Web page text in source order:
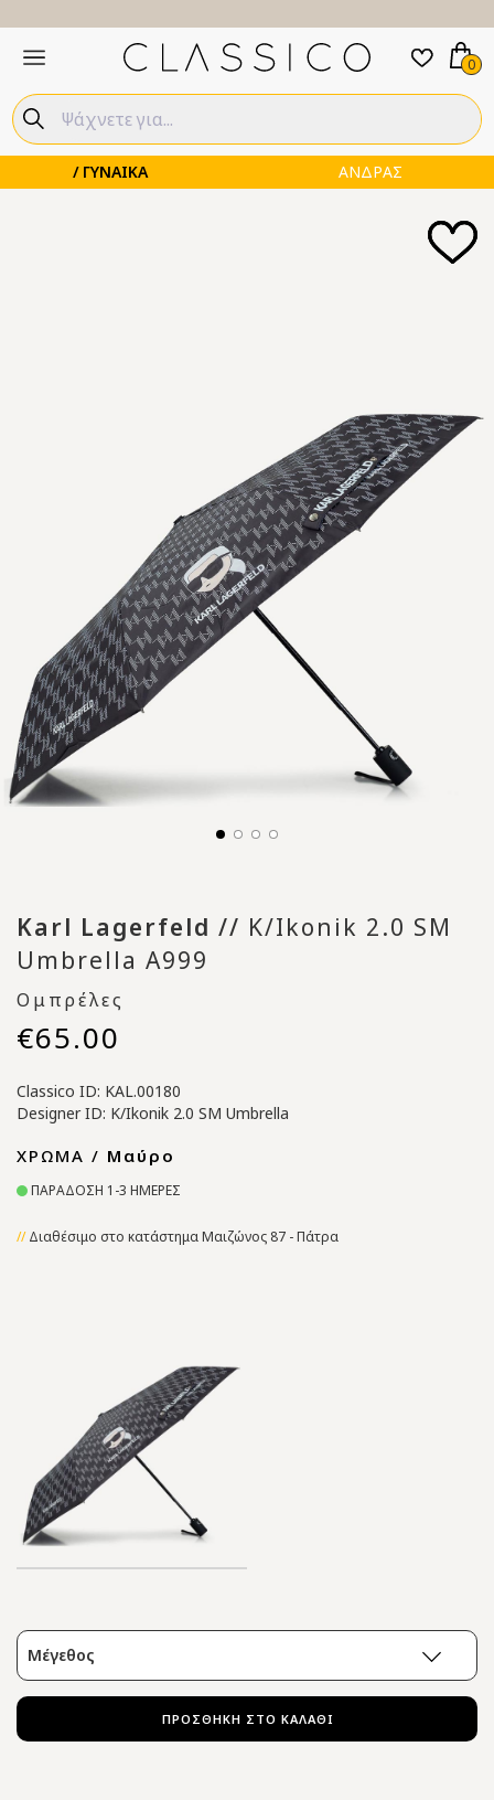
ΓΥΝΑΙΚΑ ΑΝΔΡΑΣ
0
Karl Lagerfeld // K/Ikonik 2.0 SM
Umbrella A999
Ομπρέλες
€65.00
Classico ID: KAL.00180
Designer ID: K/Ikonik 2.0 SM Umbrella
ΧΡΩΜΑ / Μαύρο
ΠΑΡΑΔΟΣΗ 1-3 ΗΜΕΡΕΣ
Διαθέσιμο στο κατάστημα Μαιζώνος 87 - Πάτρα
Μέγεθος
ΠΡΟΣΘΗΚΗ ΣΤΟ ΚΑΛΑΘΙ